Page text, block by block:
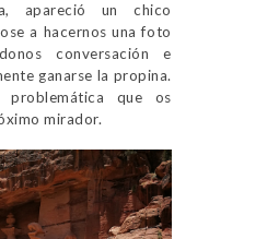
apareció un chico
a hacernos una foto
conversación e
ganarse la propina.
problemática que os
mirador.